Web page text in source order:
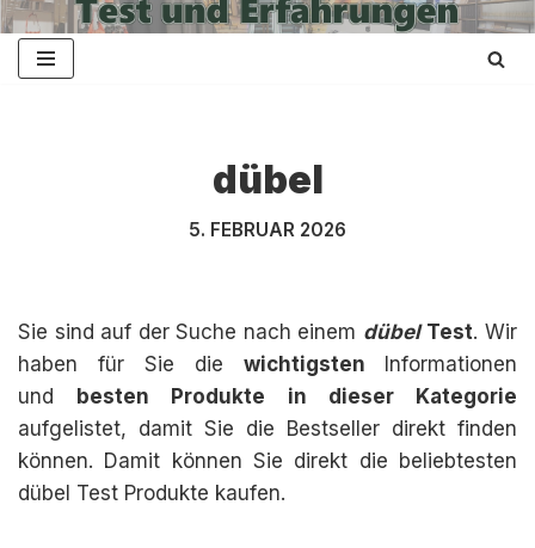
Zum
dübel
5. FEBRUAR 2026
Sie sind auf der Suche nach einem dübel Test. Wir
haben für Sie die wichtigsten
Informationen
und
besten Produkte in dieser Kategorie
aufgelistet, damit Sie die Bestseller direkt finden
können. Damit können Sie direkt die beliebtesten
dübel Test Produkte kaufen.